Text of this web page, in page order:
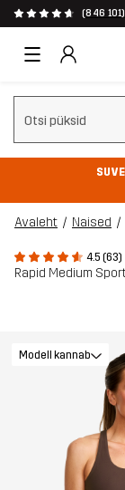
(846 101)
Tühjenda otsing
Avaleht Naised
4.5 (63)
Rapid Medium
Modell kannab